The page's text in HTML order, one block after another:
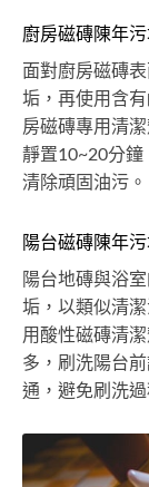
廚房磁磚陳年
面對廚房磁磚
垢，再使用含
房磁磚專用清
靜置10~20分鐘
清除頑固油污。
陽台磁磚陳年
陽台地磚與浴
垢，以類似清
用酸性磁磚清
多，刷洗陽台
通，避免刷洗